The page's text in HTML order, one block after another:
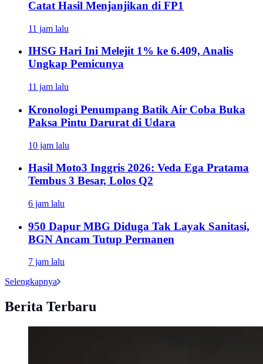
Catat Hasil Menjanjikan di FP1
11 jam lalu
IHSG Hari Ini Melejit 1% ke 6.409, Analis
Ungkap Pemicunya
11 jam lalu
Kronologi Penumpang Batik Air Coba Buka
Paksa Pintu Darurat di Udara
10 jam lalu
Hasil Moto3 Inggris 2026: Veda Ega Pratama
Tembus 3 Besar, Lolos Q2
6 jam lalu
950 Dapur MBG Diduga Tak Layak Sanitasi,
BGN Ancam Tutup Permanen
7 jam lalu
Selengkapnya
Berita Terbaru